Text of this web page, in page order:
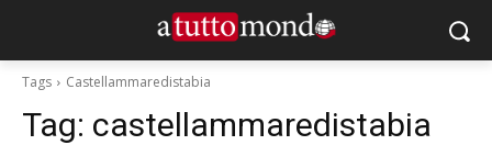
Tags Castellammaredistabia
Tag: castellammaredistabia